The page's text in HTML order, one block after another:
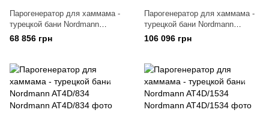
Парогенератор для хаммама -
турецкой бани Nordmann
Omega 4 (Display)
68 856 грн
Парогенератор для хаммама -
турецкой бани Nordmann
AT4D/2364
106 096 грн